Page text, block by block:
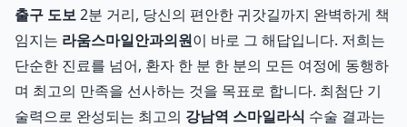
출구 도보2분 거리, 당신의 편안한 귀갓길까지 완벽하게 책
임지는 라움스마일안과의원이 바로 그 해답입니다. 저희는
단순한 진료를 넘어, 환자 한 분 한 분의 모든 여정에 동행하
며 최고의 만족을 선사하는 것을 목표로 합니다. 최첨단 기
술력으로 완성되는 최고의 강남역 스마일라식 수술 결과는